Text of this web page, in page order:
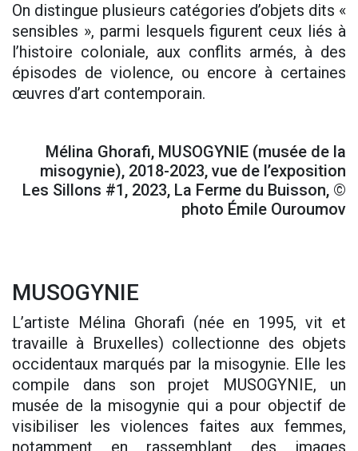
On distingue plusieurs catégories d’objets dits «
sensibles », parmi lesquels figurent ceux liés à
l’histoire coloniale, aux conflits armés, à des
épisodes de violence, ou encore à certaines
œuvres d’art contemporain.
Mélina Ghorafi, MUSOGYNIE (musée de la
misogynie), 2018-2023, vue de l’exposition
Les Sillons #1, 2023, La Ferme du Buisson, ©
photo Émile Ouroumov
MUSOGYNIE
L’artiste Mélina Ghorafi (née en 1995, vit et
travaille à Bruxelles) collectionne des objets
occidentaux marqués par la misogynie. Elle les
compile dans son projet MUSOGYNIE, un
musée de la misogynie qui a pour objectif de
visibiliser les violences faites aux femmes,